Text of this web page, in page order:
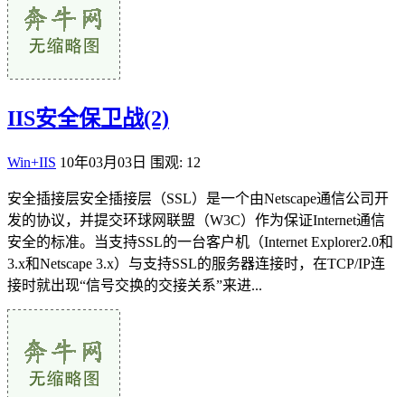
IIS安全保卫战(2)
Win+IIS 10年03月03日 围观: 12
安全插接层安全插接层（SSL）是一个由Netscape通信公司开
发的协议，并提交环球网联盟（W3C）作为保证Internet通信
安全的标准。当支持SSL的一台客户机（Internet Explorer2.0和
3.x和Netscape 3.x）与支持SSL的服务器连接时，在TCP/IP连
接时就出现“信号交换的交接关系”来进...